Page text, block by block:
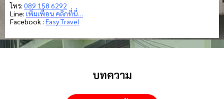
โทร: 089 158 6292
Line: เพิ่มเพื่อน คลิกที่นี่…
Facebook : Easy Travel
บทความ